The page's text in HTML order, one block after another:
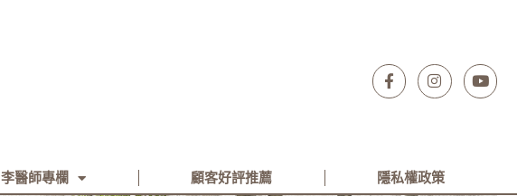
李醫師專欄 顧客好評推薦 隱私權政策